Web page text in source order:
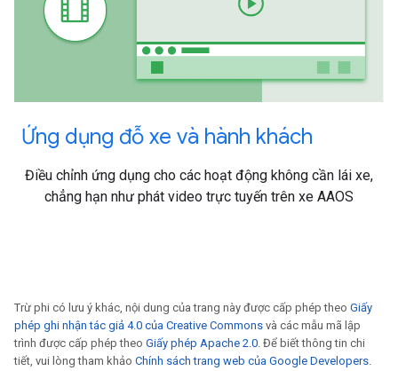
Ứng dụng đỗ xe và hành khách
Điều chỉnh ứng dụng cho các hoạt động không cần lái xe,
chẳng hạn như phát video trực tuyến trên xe AAOS
Trừ phi có lưu ý khác, nội dung của trang này được cấp phép theo Giấy
phép ghi nhận tác giả 4.0 của Creative Commons và các mẫu mã lập
trình được cấp phép theo Giấy phép Apache 2.0. Để biết thông tin chi
tiết, vui lòng tham khảo Chính sách trang web của Google Developers.